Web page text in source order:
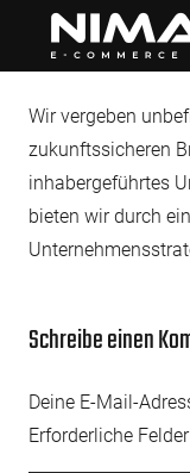
Wir vergeben
zukunftssicheren
inhabergeführtes
bieten wir durch
Schreibe einen
Deine E-Mail-
Erforderliche